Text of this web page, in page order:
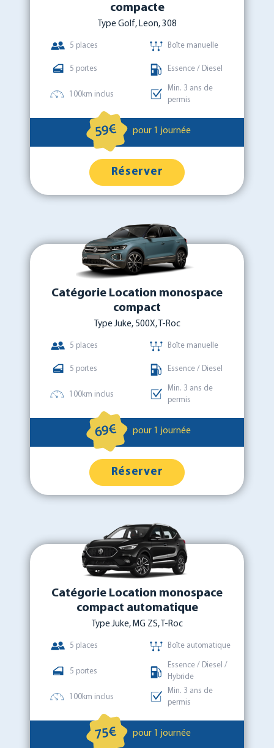
compacte
Type Golf, Leon, 308
5 places Boîte manuelle
5 portes Essence / Diesel
100km inclus
Min. 3 ans de
permis
59€ pour 1 journée
Réserver
Catégorie Location monospace
compact
Type Juke, 500X, T-Roc
5 places Boîte manuelle
5 portes Essence / Diesel
100km inclus
Min. 3 ans de
permis
69€ pour 1 journée
Réserver
Catégorie Location monospace
compact automatique
Type Juke, MG ZS, T-Roc
5 places Boîte automatique
5 portes
Essence / Diesel /
Hybride
100km inclus
Min. 3 ans de
permis
75€ pour 1 journée